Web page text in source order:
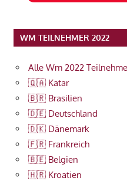
WM TEILNEHMER 2022
Alle Wm 2022
🇶🇦 Katar
🇧🇷 Brasilien
🇩🇪 Deutschland
🇩🇰 Dänemark
🇫🇷 Frankreich
🇧🇪 Belgien
🇭🇷 Kroatien